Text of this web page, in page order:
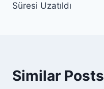
Süresi Uzatıldı
Similar Posts